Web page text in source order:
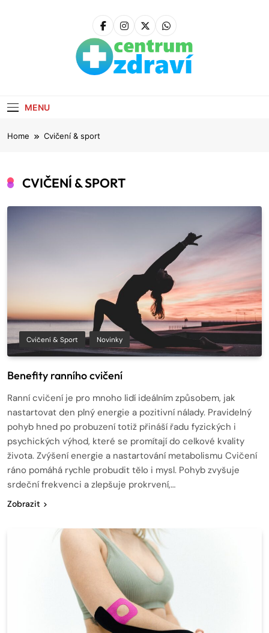
MENU
Home Cvičení & sport
CVIČENÍ & SPORT
Cvičení & Sport Novinky
Benefity ranního cvičení
Ranní cvičení je pro mnoho lidí ideálním způsobem, jak
nastartovat den plný energie a pozitivní nálady. Pravidelný
pohyb hned po probuzení totiž přináší řadu fyzických i
psychických výhod, které se promítají do celkové kvality
života. Zvýšení energie a nastartování metabolismu Cvičení
ráno pomáhá rychle probudit tělo i mysl. Pohyb zvyšuje
srdeční frekvenci a zlepšuje prokrvení,…
Zobrazit